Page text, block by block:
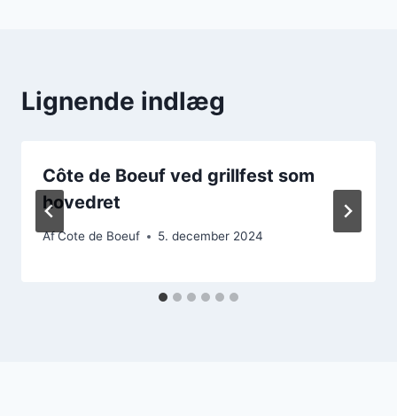
Lignende indlæg
Côte de Boeuf ved grillfest som
hovedret
AfCote de Boeuf 5. december 2024